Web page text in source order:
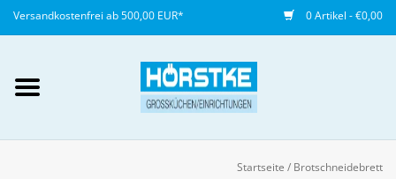
Versandkostenfrei ab 500,00 EUR* 0 Artikel - €0,00
anlegen
Startseite / Brotschneidebrett